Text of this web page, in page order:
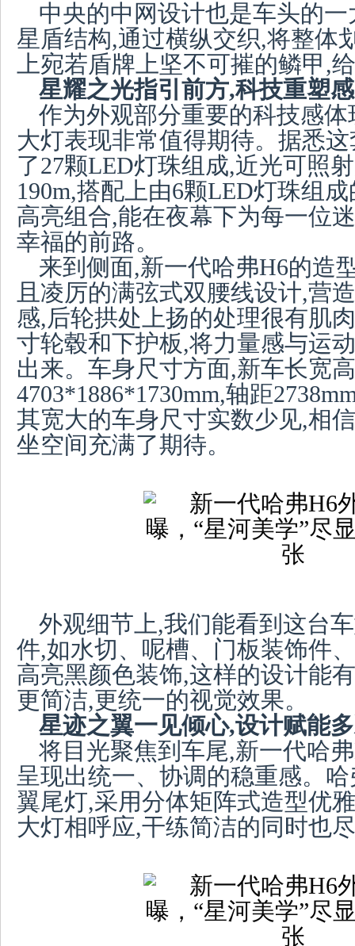
中央的中网设计也是车头的
星盾结构,通过横纵交织,将整体
上宛若盾牌上坚不可摧的鳞甲,
星耀之光指引前方,科技重塑
作为外观部分重要的科技感
大灯表现非常值得期待。据悉
了27颗LED灯珠组成,近光可照
190m,搭配上由6颗LED灯珠组
高亮组合,能在夜幕下为每一位
幸福的前路。
来到侧面,新一代哈弗H6的造
且凌厉的满弦式双腰线设计,营
感,后轮拱处上扬的处理很有肌
寸轮毂和下护板,将力量感与运
出来。车身尺寸方面,新车长宽
4703*1886*1730mm,轴距
其宽大的车身尺寸实数少见,相
坐空间充满了期待。
外观细节上,我们能看到这台
件,如水切、呢槽、门板装饰件
高亮黑颜色装饰,这样的设计能
更简洁,更统一的视觉效果。
星迹之翼一见倾心,设计赋能
将目光聚焦到车尾,新一代哈
呈现出统一、协调的稳重感。
翼尾灯,采用分体矩阵式造型优
大灯相呼应,干练简洁的同时也